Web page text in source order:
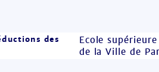
des
Ecole
de la Ville de